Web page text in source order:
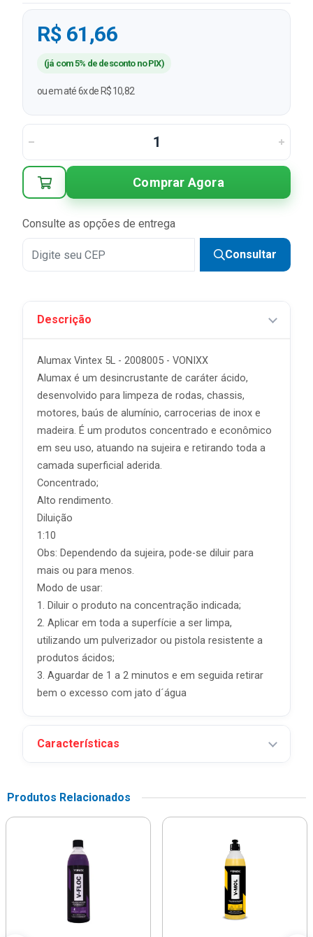
R$ 61,66
(já com 5% de desconto no PIX)
ou em até 6x de R$ 10,82
Comprar Agora
Consulte as opções de entrega
Consultar
Descrição
Alumax Vintex 5L - 2008005 - VONIXX
Alumax é um desincrustante de caráter ácido,
desenvolvido para limpeza de rodas, chassis,
motores, baús de alumínio, carrocerias de inox e
madeira. É um produtos concentrado e econômico
em seu uso, atuando na sujeira e retirando toda a
camada superficial aderida.
Concentrado;
Alto rendimento.
Diluição
1:10
Obs: Dependendo da sujeira, pode-se diluir para
mais ou para menos.
Modo de usar:
1. Diluir o produto na concentração indicada;
2. Aplicar em toda a superfície a ser limpa,
utilizando um pulverizador ou pistola resistente a
produtos ácidos;
3. Aguardar de 1 a 2 minutos e em seguida retirar
bem o excesso com jato d´água
Características
Produtos Relacionados